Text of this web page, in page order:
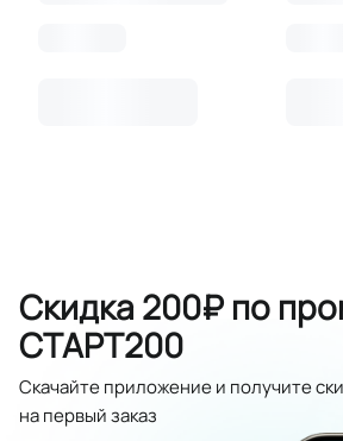
Скидка 200₽ по
СТАРТ200
Скачайте приложение и получите
на первый заказ